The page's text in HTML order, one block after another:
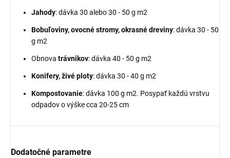
Jahody: dávka 30 alebo 30 - 50 g m2
Bobuľoviny, ovocné stromy, okrasné dreviny: dávka 30 - 50
g m2
Obnova trávnikov: dávka 40 - 50 g m2
Konifery, živé ploty: dávka 30 - 40 g m2
Kompostovanie: dávka 100 g m2. Posypať každú vrstvu
odpadov o výške cca 20-25 cm
Dodatočné parametre